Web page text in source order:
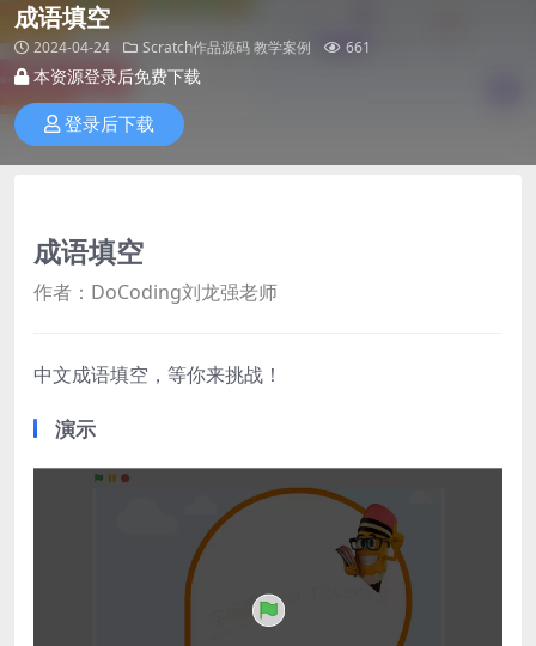
成语填空
2024-04-24 Scratch作品源码教学案例 661
本资源登录后免费下载
登录后下载
成语填空
作者：DoCoding刘龙强老师
中文成语填空，等你来挑战！
演示